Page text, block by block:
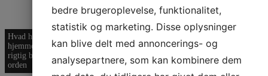
Hvad hvis din
hjemmeside var en
rigtig butik? Hold
orden
betale i din webshop
være hurtig
bedre brugeroplevelse, funktionalitet,
statistik og marketing. Disse oplysninger
kan blive delt med annoncerings- og
analysepartnere, som kan kombinere dem